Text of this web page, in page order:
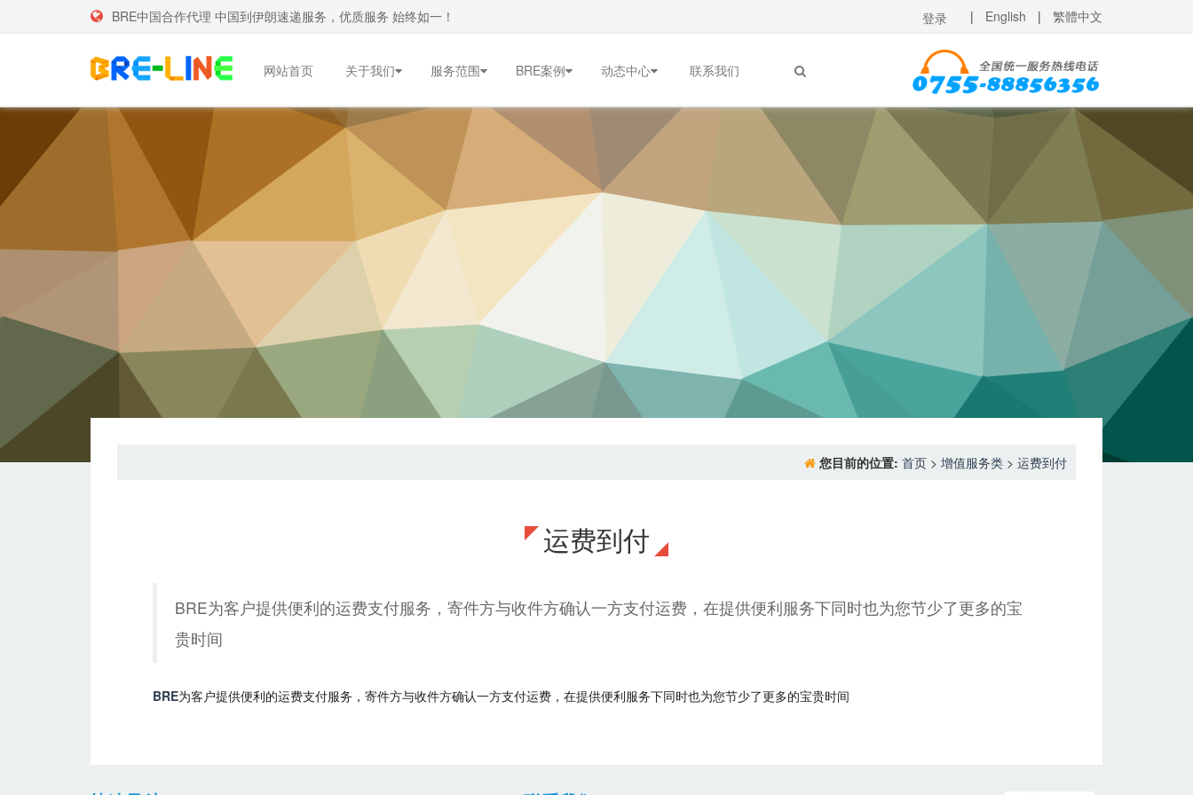
BRE中国合作代理 中国到伊朗速递服务，优质服务 始终如一！ 登录 | English | 繁體中文
网站首页 关于我们 服务范围 BRE案例 动态中心 联系我们
您目前的位置: 首页 > 增值服务类 > 运费到付
运费到付
BRE为客户提供便利的运费支付服务，寄件方与收件方确认一方支付运费，在提供便利服务下同时也为您节少了更多的宝
贵时间
BRE为客户提供便利的运费支付服务，寄件方与收件方确认一方支付运费，在提供便利服务下同时也为您节少了更多的宝贵时间